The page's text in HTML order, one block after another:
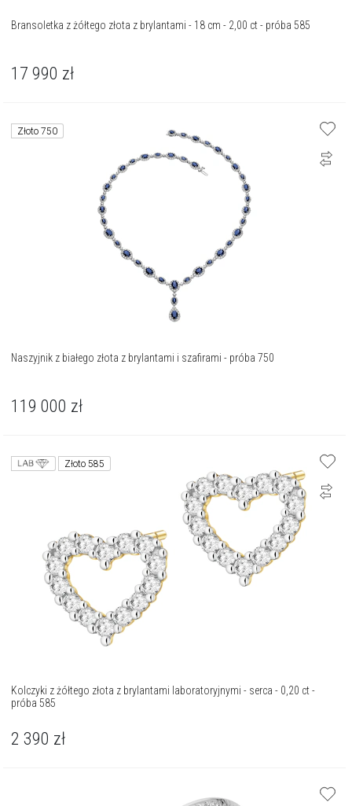
Bransoletka z żółtego złota z brylantami - 18 cm - 2,00 ct - próba 585
17 990 zł
Złoto 750
Naszyjnik z białego złota z brylantami i szafirami - próba 750
119 000 zł
Złoto 585
Kolczyki z żółtego złota z brylantami laboratoryjnymi - serca - 0,20 ct -
próba 585
2 390 zł